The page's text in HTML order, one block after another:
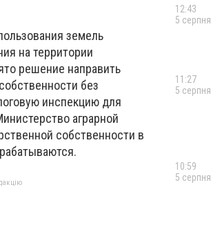
земель
на территории
решение направить
без
инспекцию для
аграрной
собственности в
12:43
5 серпня
11:27
5 серпня
10:59
5 серпня